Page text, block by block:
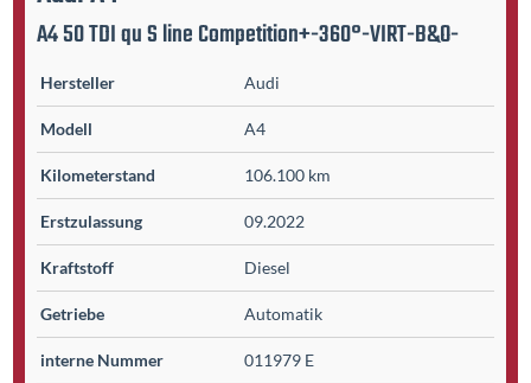
A4 50 TDI qu S line Competition+-360°-VIRT-B&O-
Hersteller Audi
Modell A4
Kilometer­stand 106.100 km
Erst­zulassung 09.2022
Kraftstoff Diesel
Getriebe Automatik
interne Nummer 011979 E